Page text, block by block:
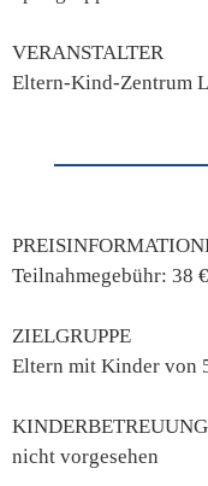
VERANSTALTER
Eltern-Kind-Zentrum
Teilnahmegebühr: 38 €
ZIELGRUPPE
Eltern mit Kinder von
KINDERBETREUUNG
nicht vorgesehen